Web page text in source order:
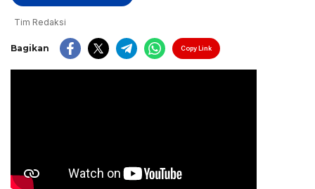
Tim Redaksi
Bagikan Copy Link